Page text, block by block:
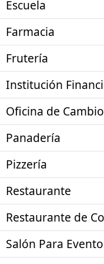
Escuela
Farmacia
Frutería
Institución
Oficina de
Panadería
Pizzería
Restaurante
Restaurante de
Salón Para